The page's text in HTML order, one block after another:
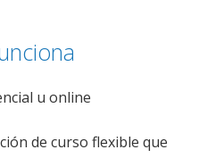
u online
de curso flexible que